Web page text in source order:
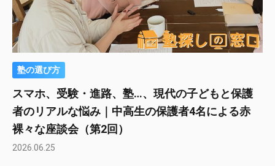
塾の選び方
スマホ、受験・進路、塾…、現代の子どもと保護
者のリアルな悩み｜中高生の保護者4名による赤
裸々な座談会（第2回）
2026.06.25